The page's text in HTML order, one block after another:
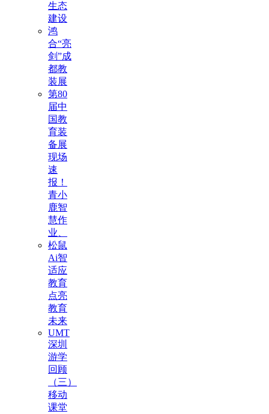
生态
建设
鸿
合“亮
剑”成
都教
装展
第80
届中
国教
育装
备展
现场
速
报！
青小
鹿智
慧作
业、
松鼠
Ai智
适应
教育
点亮
教育
未来
UMT
深圳
游学
回顾
（三）
移动
课堂